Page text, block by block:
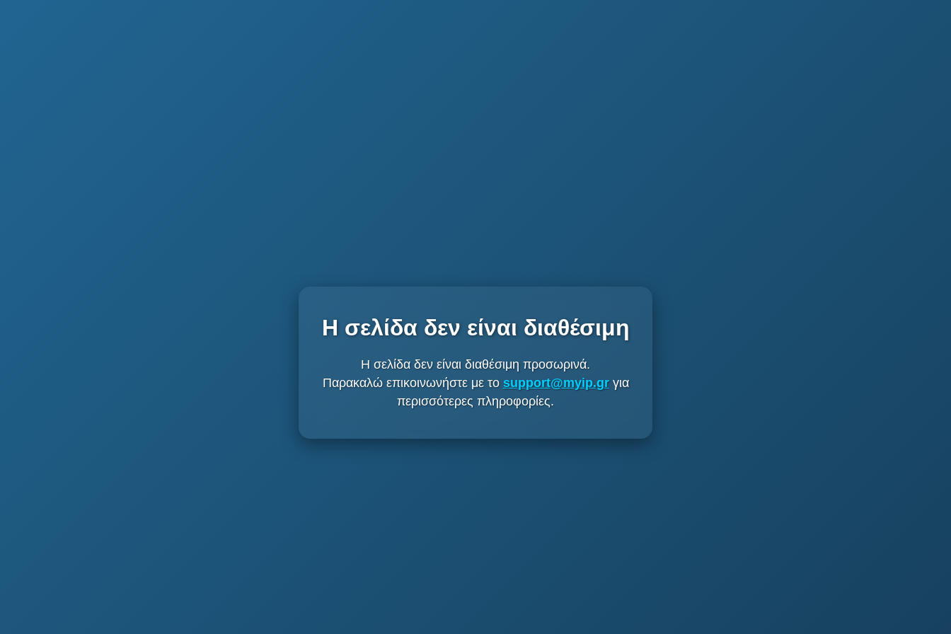
Η σελίδα δεν είναι διαθέσιμη
Η σελίδα δεν είναι διαθέσιμη προσωρινά.
Παρακαλώ επικοινωνήστε με το support@myip.grγια
περισσότερες πληροφορίες.